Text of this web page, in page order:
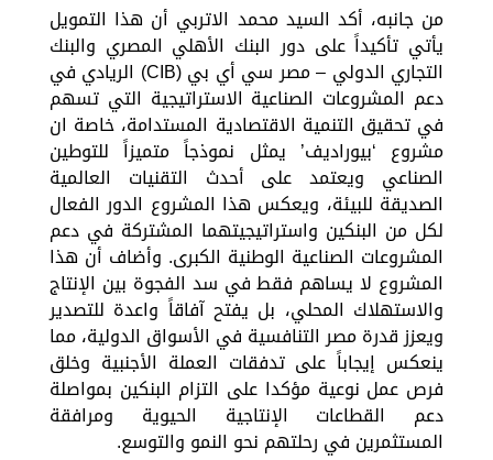
من جانبه، أكد السيد محمد الاتربي أن هذا التمويل
يأتي تأكيداً على دور البنك الأهلي المصري والبنك
التجاري الدولي – مصر سي أي بي (CIB) الريادي في
دعم المشروعات الصناعية الاستراتيجية التي تسهم
في تحقيق التنمية الاقتصادية المستدامة، خاصة ان
مشروع ‘بيوراديف’ يمثل نموذجاً متميزاً للتوطين
الصناعي ويعتمد على أحدث التقنيات العالمية
الصديقة للبيئة، ويعكس هذا المشروع الدور الفعال
لكل من البنكين واستراتيجيتهما المشتركة في دعم
المشروعات الصناعية الوطنية الكبرى. وأضاف أن هذا
المشروع لا يساهم فقط في سد الفجوة بين الإنتاج
والاستهلاك المحلي، بل يفتح آفاقاً واعدة للتصدير
ويعزز قدرة مصر التنافسية في الأسواق الدولية، مما
ينعكس إيجاباً على تدفقات العملة الأجنبية وخلق
فرص عمل نوعية مؤكدا على التزام البنكين بمواصلة
دعم القطاعات الإنتاجية الحيوية ومرافقة
المستثمرين في رحلتهم نحو النمو والتوسع.